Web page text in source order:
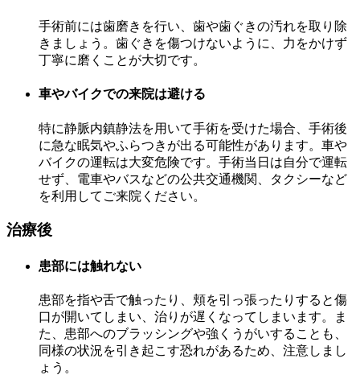
手術前には歯磨きを行い、歯や歯ぐきの汚れを取り除
きましょう。歯ぐきを傷つけないように、力をかけず
丁寧に磨くことが大切です。
車やバイクでの来院は避ける
特に静脈内鎮静法を用いて手術を受けた場合、手術後
に急な眠気やふらつきが出る可能性があります。車や
バイクの運転は大変危険です。手術当日は自分で運転
せず、電車やバスなどの公共交通機関、タクシーなど
を利用してご来院ください。
治療後
患部には触れない
患部を指や舌で触ったり、頬を引っ張ったりすると傷
口が開いてしまい、治りが遅くなってしまいます。ま
た、患部へのブラッシングや強くうがいすることも、
同様の状況を引き起こす恐れがあるため、注意しまし
ょう。